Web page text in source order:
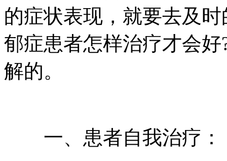
的症状表现，就要去及
郁症患者怎样治疗才会
解的。
一、患者自我治疗：